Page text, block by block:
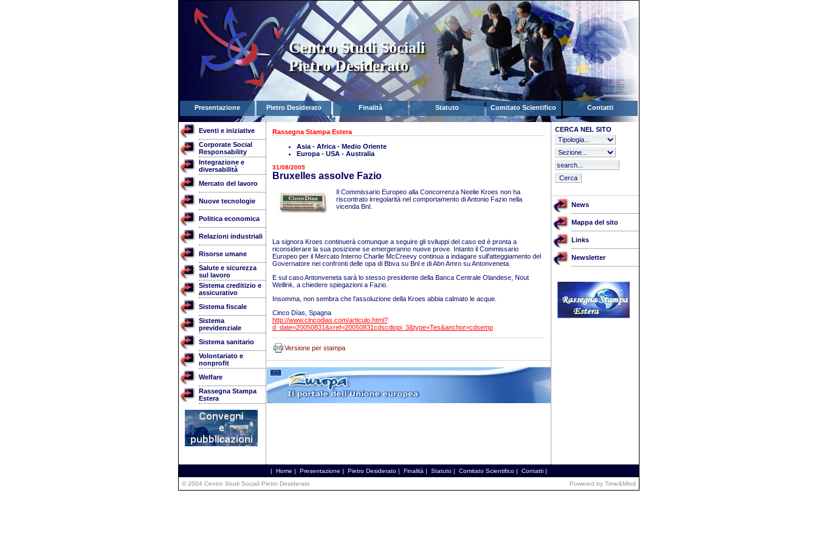
Centro Studi Sociali
Pietro Desiderato
Presentazione Pietro Desiderato Finalità Statuto Comitato Scientifico Contatti
Eventi e iniziative
Corporate Social
Responsability
Integrazione e
diversabilità
Mercato del lavoro
Nuove tecnologie
Politica economica
Relazioni industriali
Risorse umane
Salute e sicurezza
sul lavoro
Sistema creditizio e
assicurativo
Sistema fiscale
Sistema
previdenziale
Sistema sanitario
Volontariato e
nonprofit
Welfare
Rassegna Stampa
Estera
Rassegna Stampa Estera
Asia - Africa - Medio Oriente
Europa - USA - Australia
31/08/2005
Bruxelles assolve Fazio
Il Commissario Europeo alla Concorrenza Neelie Kroes non ha
riscontrato irregolarità nel comportamento di Antonio Fazio nella
vicenda Bnl.
La signora Kroes continuerà comunque a seguire gli sviluppi del caso ed è pronta a
riconsiderare la sua posizione se emergeranno nuove prove. Intanto il Commissario
Europeo per il Mercato Interno Charlie McCreevy continua a indagare sull'atteggiamento del
Governatore nei confronti delle opa di Bbva su Bnl e di Abn Amro su Antonveneta.
E sul caso Antonveneta sarà lo stesso presidente della Banca Centrale Olandese, Nout
Wellink, a chiedere spiegazioni a Fazio.
Insomma, non sembra che l'assoluzione della Kroes abbia calmato le acque.
Cinco Días, Spagna
http://www.cincodias.com/articulo.html?
d_date=20050831&xref=20050831cdscdiopi_3&type=Tes&anchor=cdsemp
Versione per stampa
CERCA NEL SITO
News
Mappa del sito
Links
Newsletter
| Home | Presentazione | Pietro Desiderato| Finalità | Statuto| Comitato Scientifico| Contatti|
© 2004 Centro Studi Sociali Pietro Desiderato
Powered by Time&Mind